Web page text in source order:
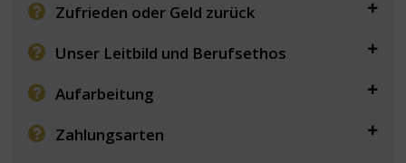
Zufrieden oder Geld zurück
Unser Leitbild und Berufsethos
Aufarbeitung
Zahlungsarten